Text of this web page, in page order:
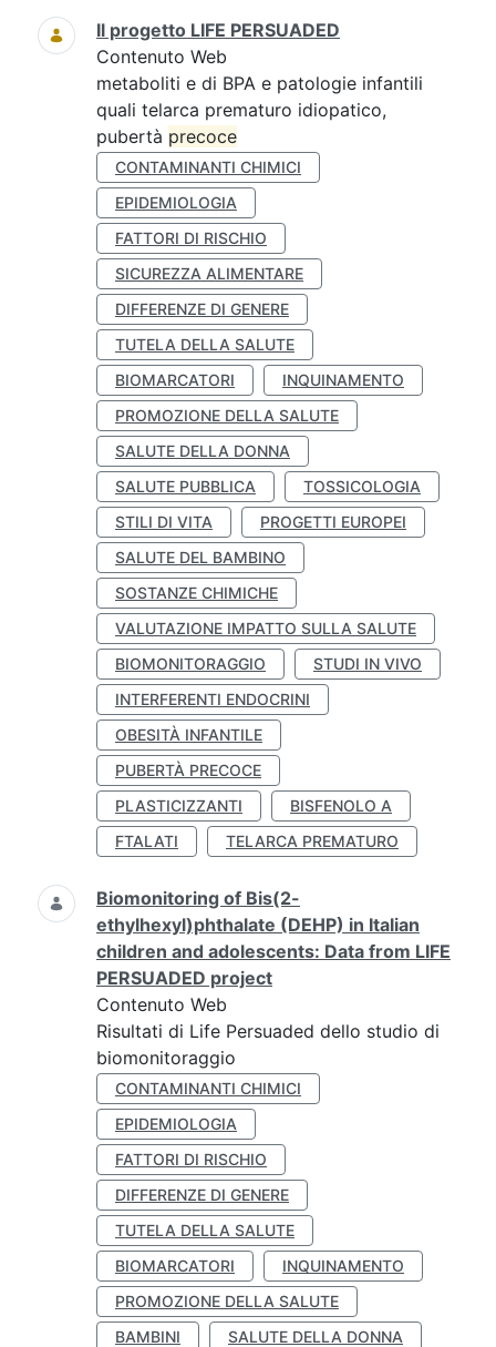
Ricerca
Il progetto LIFE PERSUADED
Contenuto Web
metaboliti e di BPA e patologie infantili
quali telarca prematuro idiopatico,
pubertà precoce
CONTAMINANTI CHIMICI
EPIDEMIOLOGIA
FATTORI DI RISCHIO
SICUREZZA ALIMENTARE
DIFFERENZE DI GENERE
TUTELA DELLA SALUTE
BIOMARCATORI
INQUINAMENTO
PROMOZIONE DELLA SALUTE
SALUTE DELLA DONNA
SALUTE PUBBLICA
TOSSICOLOGIA
STILI DI VITA
PROGETTI EUROPEI
SALUTE DEL BAMBINO
SOSTANZE CHIMICHE
VALUTAZIONE IMPATTO SULLA SALUTE
BIOMONITORAGGIO
STUDI IN VIVO
INTERFERENTI ENDOCRINI
OBESITÀ INFANTILE
PUBERTÀ PRECOCE
PLASTICIZZANTI
BISFENOLO A
FTALATI
TELARCA PREMATURO
Biomonitoring of Bis(2-
ethylhexyl)phthalate (DEHP) in Italian
children and adolescents: Data from LIFE
PERSUADED project
Contenuto Web
Risultati di Life Persuaded dello studio di
biomonitoraggio
CONTAMINANTI CHIMICI
EPIDEMIOLOGIA
FATTORI DI RISCHIO
DIFFERENZE DI GENERE
TUTELA DELLA SALUTE
BIOMARCATORI
INQUINAMENTO
PROMOZIONE DELLA SALUTE
BAMBINI
SALUTE DELLA DONNA